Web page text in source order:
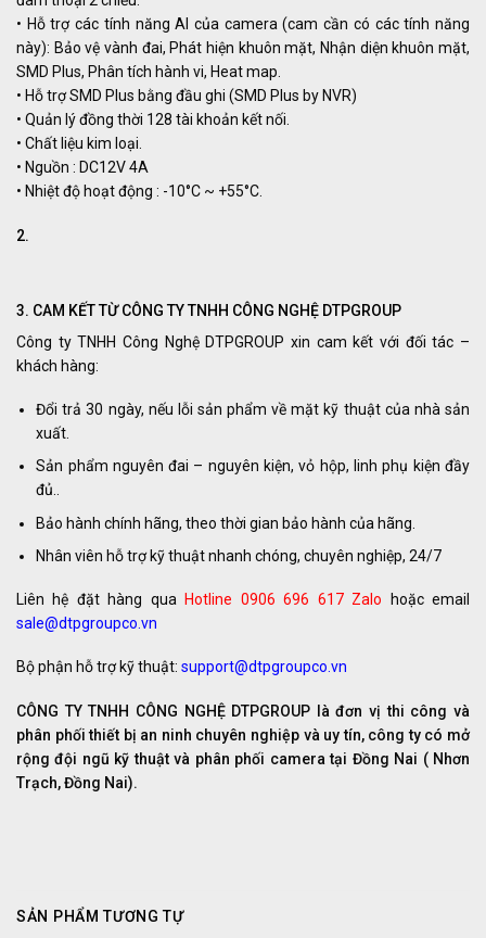
• Hỗ trợ các tính năng AI của camera (cam cần có các tính năng
này): Bảo vệ vành đai, Phát hiện khuôn mặt, Nhận diện khuôn mặt,
SMD Plus, Phân tích hành vi, Heat map.
• Hỗ trợ SMD Plus bằng đầu ghi (SMD Plus by NVR)
• Quản lý đồng thời 128 tài khoản kết nối.
• Chất liệu kim loại.
• Nguồn : DC12V 4A
• Nhiệt độ hoạt động : -10°C ~ +55°C.
2.
3. CAM KẾT TỪ CÔNG TY TNHH CÔNG NGHỆ DTPGROUP
Công ty TNHH Công Nghệ DTPGROUP xin cam kết với đối tác –
khách hàng:
Đổi trả 30 ngày, nếu lỗi sản phẩm về mặt kỹ thuật của nhà sản
xuất.
Sản phẩm nguyên đai – nguyên kiện, vỏ hộp, linh phụ kiện đầy
đủ..
Bảo hành chính hãng, theo thời gian bảo hành của hãng.
Nhân viên hỗ trợ kỹ thuật nhanh chóng, chuyên nghiệp, 24/7
Liên hệ đặt hàng qua Hotline 0906 696 617 Zalo hoặc email
sale@dtpgroupco.vn
Bộ phận hỗ trợ kỹ thuật: support@dtpgroupco.vn
CÔNG TY TNHH CÔNG NGHỆ DTPGROUP là đơn vị thi công và
phân phối thiết bị an ninh chuyên nghiệp và uy tín, công ty có mở
rộng đội ngũ kỹ thuật và phân phối camera tại Đồng Nai ( Nhơn
Trạch, Đồng Nai).
SẢN PHẨM TƯƠNG TỰ